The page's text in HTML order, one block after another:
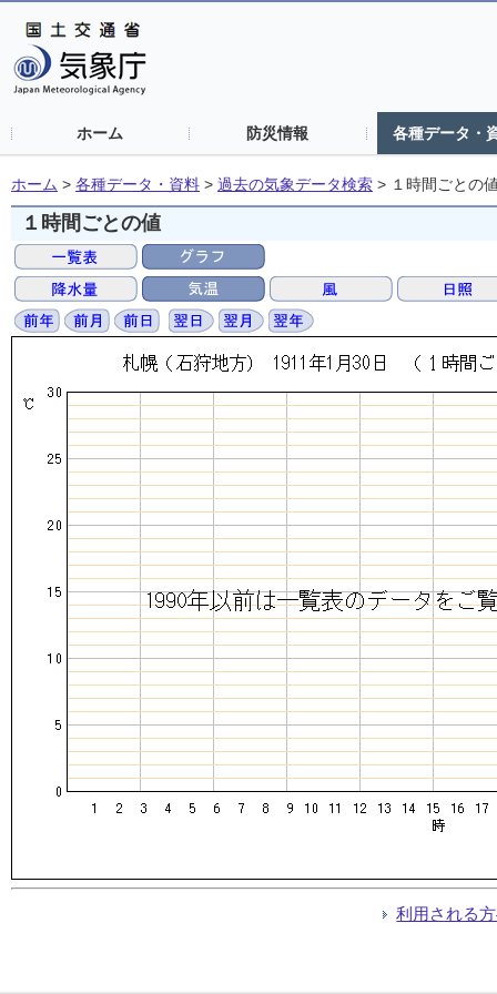
ホーム 防災情報 各種データ・
ホーム > 各種データ・資料 > 過去の気象データ検索 > １時間ごとの
１時間ごとの値
利用される